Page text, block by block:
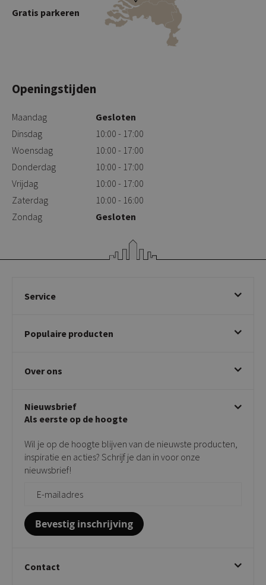
Gratis parkeren
Openingstijden
Maandag
Gesloten
Dinsdag
10:00 - 17:00
Woensdag
10:00 - 17:00
Donderdag
10:00 - 17:00
Vrijdag
10:00 - 17:00
Zaterdag
10:00 - 16:00
Zondag
Gesloten
Service
Betalen & annuleren
Klachtafhandeling
Privacy policy
Populaire producten
Draaibare eetkamerstoelen
Taupe stoelen
Tuinstoelen
Bijzettafels
Over ons
Showroom
Contact
Onderhoudsproducten
Vloerbescherming
Giftcards
Nieuwsbrief
Als eerste op de hoogte
Wil je op de hoogte blijven van de nieuwste producten,
inspiratie en acties? Schrijf je dan in voor onze
nieuwsbrief!
Bevestig inschrijving
Contact